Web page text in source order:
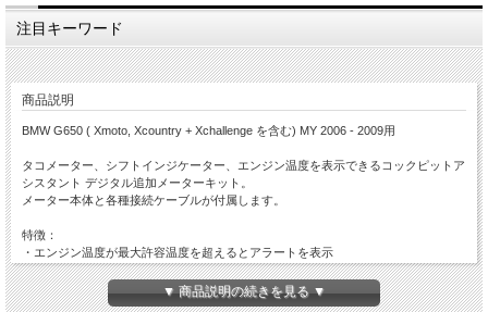
注目キーワード
商品説明
BMW G650 ( Xmoto, Xcountry + Xchallenge を含む) MY 2006 - 2009用
タコメーター、シフトインジケーター、エンジン温度を表示できるコックピットア
シスタント デジタル追加メーターキット。
メーター本体と各種接続ケーブルが付属します。
特徴：
・エンジン温度が最大許容温度を超えるとアラートを表示
・回転数と温度の上限は自由に設定可能
・全ての設定はタッチディスプレイのメーターを直接操作して行います
・周囲の温度は常に表示しており、スリップの危険があるような低温ではアラート
▼ 商品説明の続きを見る ▼